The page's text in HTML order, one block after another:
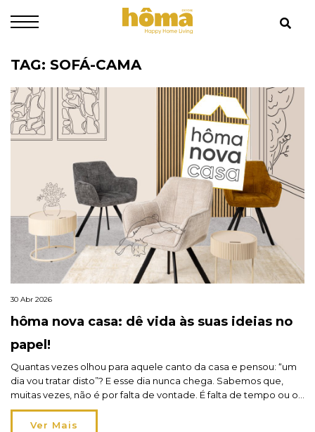
TAG: SOFÁ-CAMA
30 Abr 2026
hôma nova casa: dê vida às suas ideias no
papel!
Quantas vezes olhou para aquele canto da casa e pensou: “um
dia vou tratar disto”? E esse dia nunca chega. Sabemos que,
muitas vezes, não é por falta de vontade. É falta de tempo ou o
orçamento que obriga a dar prioridade a outras coisas. E, assim,
vão ficando para trás pequenos projetos que gostaria […]
Ver Mais